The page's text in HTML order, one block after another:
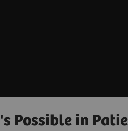
Possible in